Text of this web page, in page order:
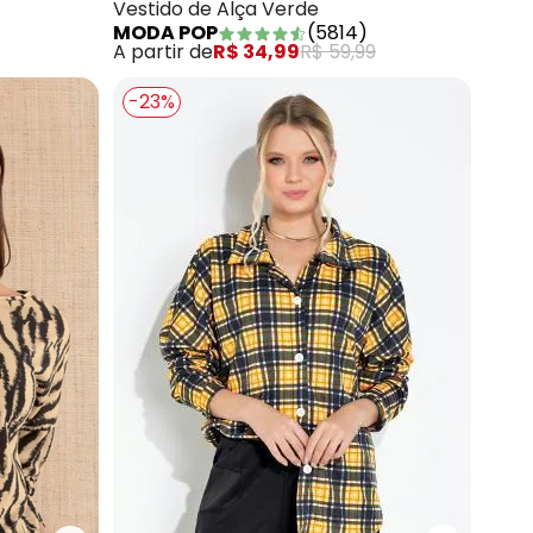
Vestido de Alça Verde
MODA POP
(5814)
A partir deR$ 34,99R$ 59,99
-23%